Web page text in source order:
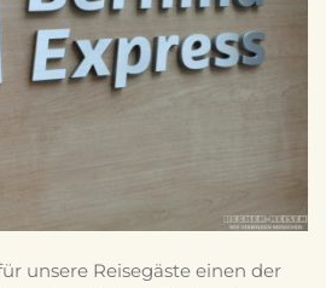
unsere Reisegäste einen der